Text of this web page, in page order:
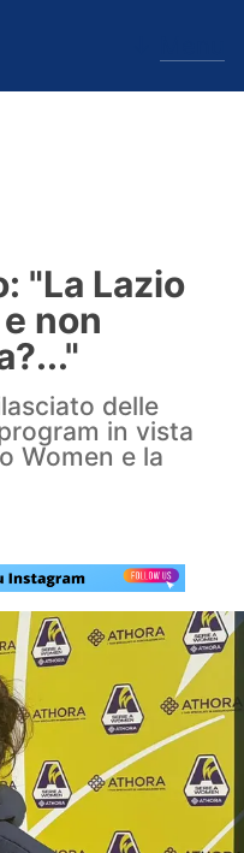
"La Lazio
non
delle
in vista
Women e la